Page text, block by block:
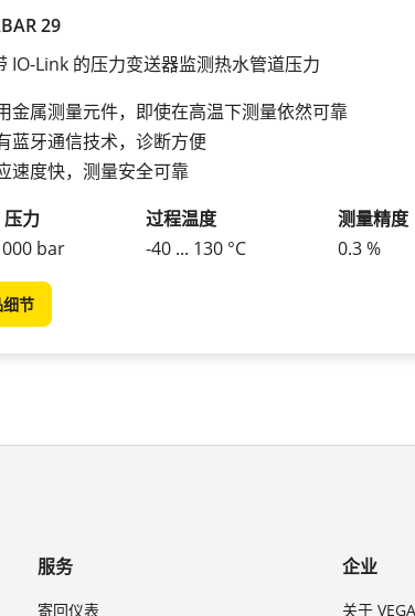
29
IO-Link 的压力变送器监测热水管道压力
金属测量元件，即使在高温下测量依然可靠
蓝牙通信技术，诊断方便
速度快，测量安全可靠
压力
bar
过程温度
-40 ... 130 °C
测量精度
0.3 %
细节
服务
寄回仪表
企业
关于 VEGA